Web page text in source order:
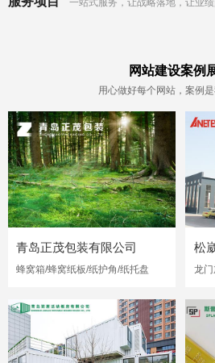
网站建设案例
用心做好每个网站，案例
青岛正茂包装有限公司
蜂窝箱/蜂窝纸板/纸护角/纸托盘
松
龙